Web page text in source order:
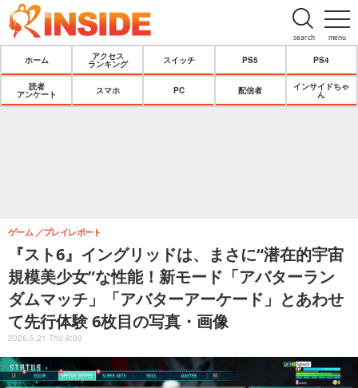
menu
search
ホーム
アクセス
ランキング
スイッチ PS5 PS4
読者
アンケート
スマホ PC 配信者
インサイドちゃ
ん
『スト6』イングリッドは、まさに“潜在的宇宙
規模美少女”な性能！新モード「アバターラン
ダムマッチ」「アバターアーケード」とあわせ
て先行体験 6枚目の写真・画像
ゲーム プレイレポート
2026.5.21 Thu 8:00